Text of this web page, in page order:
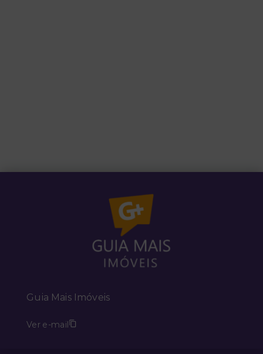
Guia Mais Imóveis
Ver e-mail